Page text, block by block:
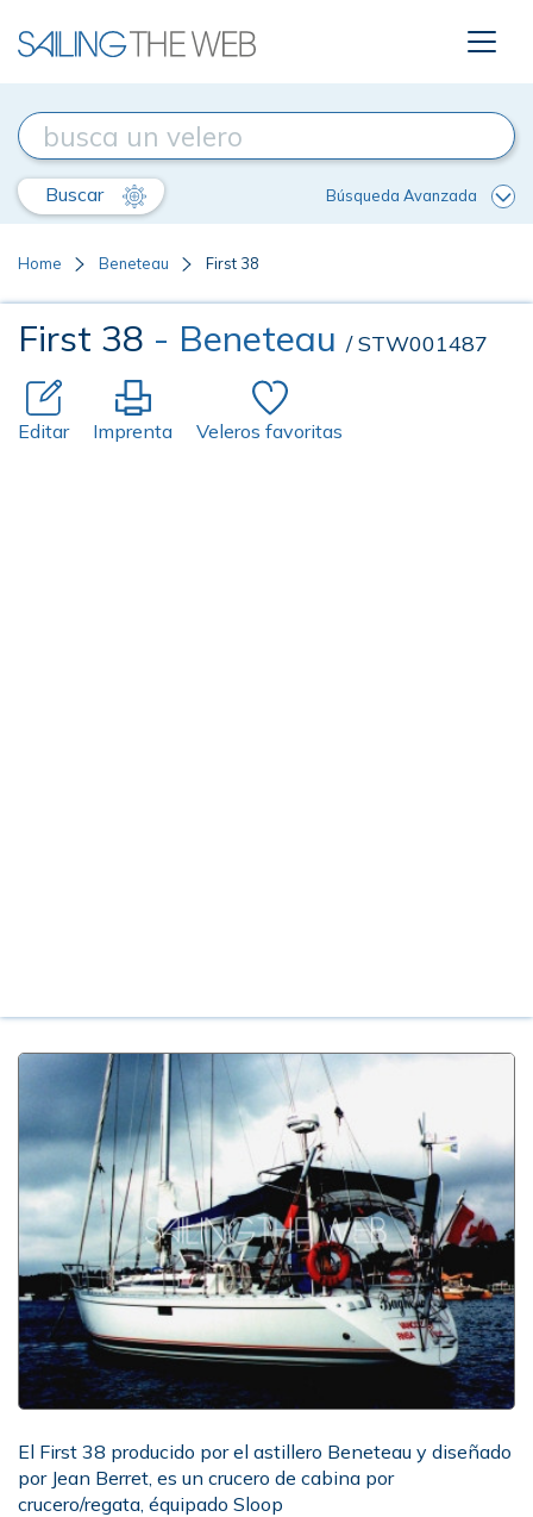
Buscar Búsqueda Avanzada
Home Beneteau First 38
First 38 - Beneteau / STW001487
Editar Imprenta Veleros favoritas
El First 38 producido por el astillero Beneteau y diseñado
por Jean Berret, es un crucero de cabina por
crucero/regata, équipado Sloop